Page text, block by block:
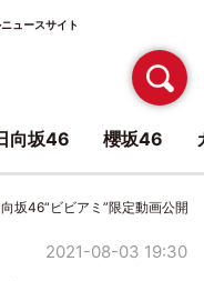
ュースサイト
向坂46“ビビアミ”限定動画公開
2021-08-03 19:30
向坂46 櫻坂46